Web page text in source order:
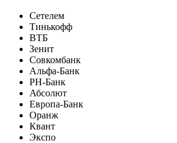
Сетелем
Тинькофф
ВТБ
Зенит
Совкомбанк
Альфа-Банк
РН-Банк
Абсолют
Европа-Банк
Оранж
Квант
Экспо